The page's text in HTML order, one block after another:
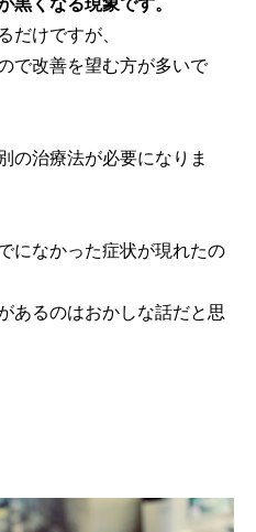
だけですが、
で改善を望む方が多いで
の治療法が必要になりま
になかった症状が現れたの
あるのはおかしな話だと思